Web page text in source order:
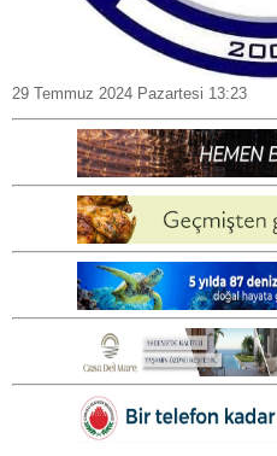
29 Temmuz 2024 Pazartesi 13:23